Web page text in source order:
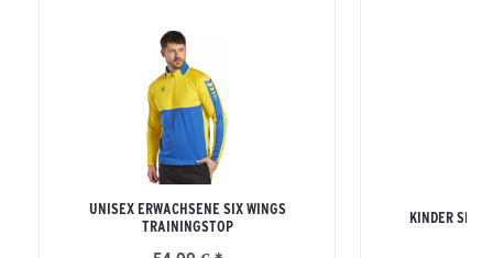
UNISEX ERWACHSENE SIX WINGS
TRAININGSTOP
KINDER SIX